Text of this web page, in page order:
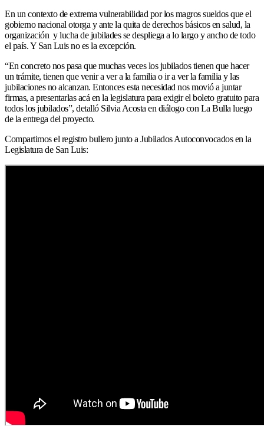
En un contexto de extrema vulnerabilidad por los magros sueldos que el
gobierno nacional otorga y ante la quita de derechos básicos en salud, la
organización y lucha de jubilades se despliega a lo largo y ancho de todo
el país. Y San Luis no es la excepción.
“En concreto nos pasa que muchas veces los jubilados tienen que hacer
un trámite, tienen que venir a ver a la familia o ir a ver la familia y las
jubilaciones no alcanzan. Entonces esta necesidad nos movió a juntar
firmas, a presentarlas acá en la legislatura para exigir el boleto gratuito para
todos los jubilados”, detalló Silvia Acosta en diálogo con La Bulla luego
de la entrega del proyecto.
Compartimos el registro bullero junto a Jubilados Autoconvocados en la
Legislatura de San Luis: